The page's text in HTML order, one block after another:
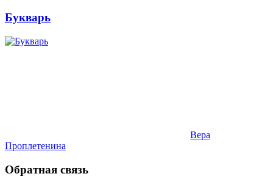
Букварь
Вера
Проплетенина
Обратная связь